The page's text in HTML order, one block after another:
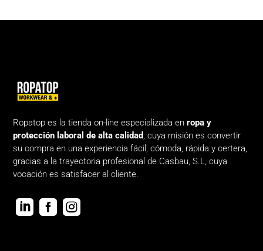
Ropatop es la tienda on-líne especializada enropa y
protección laboral de alta calidad, cuya misión es convertir
su compra en una experiencia fácil, cómoda, rápida y certera,
gracias a la trayectoria profesional de Casbau, S.L, cuya
vocación es satisfacer al cliente.
  